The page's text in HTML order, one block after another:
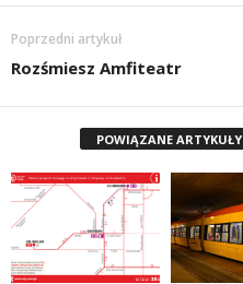
Poprzedni artykuł
Rozśmiesz Amfiteatr
POWIĄZANE ARTYKUŁY